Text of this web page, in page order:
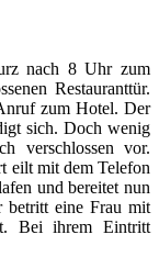
nach 8 Uhr zum
Restauranttür.
zum Hotel. Der
sich. Doch wenig
verschlossen vor.
eilt mit dem Telefon
und bereitet nun
betritt eine Frau mit
Bei ihrem Eintritt